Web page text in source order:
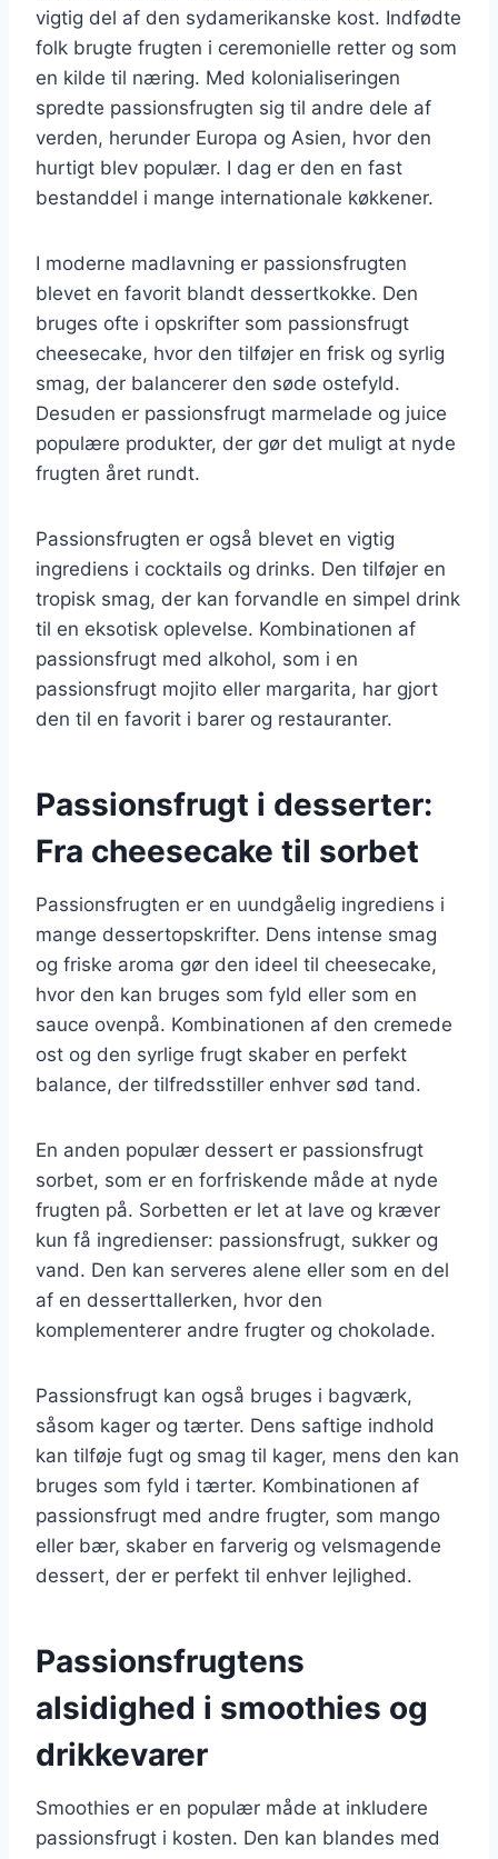
vigtig del af den sydamerikanske kost. Indfødte
folk brugte frugten i ceremonielle retter og som
en kilde til næring. Med kolonialiseringen
spredte passionsfrugten sig til andre dele af
verden, herunder Europa og Asien, hvor den
hurtigt blev populær. I dag er den en fast
bestanddel i mange internationale køkkener.
I moderne madlavning er passionsfrugten
blevet en favorit blandt dessertkokke. Den
bruges ofte i opskrifter som passionsfrugt
cheesecake, hvor den tilføjer en frisk og syrlig
smag, der balancerer den søde ostefyld.
Desuden er passionsfrugt marmelade og juice
populære produkter, der gør det muligt at nyde
frugten året rundt.
Passionsfrugten er også blevet en vigtig
ingrediens i cocktails og drinks. Den tilføjer en
tropisk smag, der kan forvandle en simpel drink
til en eksotisk oplevelse. Kombinationen af
passionsfrugt med alkohol, som i en
passionsfrugt mojito eller margarita, har gjort
den til en favorit i barer og restauranter.
Passionsfrugt i desserter:
Fra cheesecake til sorbet
Passionsfrugten er en uundgåelig ingrediens i
mange dessertopskrifter. Dens intense smag
og friske aroma gør den ideel til cheesecake,
hvor den kan bruges som fyld eller som en
sauce ovenpå. Kombinationen af den cremede
ost og den syrlige frugt skaber en perfekt
balance, der tilfredsstiller enhver sød tand.
En anden populær dessert er passionsfrugt
sorbet, som er en forfriskende måde at nyde
frugten på. Sorbetten er let at lave og kræver
kun få ingredienser: passionsfrugt, sukker og
vand. Den kan serveres alene eller som en del
af en desserttallerken, hvor den
komplementerer andre frugter og chokolade.
Passionsfrugt kan også bruges i bagværk,
såsom kager og tærter. Dens saftige indhold
kan tilføje fugt og smag til kager, mens den kan
bruges som fyld i tærter. Kombinationen af
passionsfrugt med andre frugter, som mango
eller bær, skaber en farverig og velsmagende
dessert, der er perfekt til enhver lejlighed.
Passionsfrugtens
alsidighed i smoothies og
drikkevarer
Smoothies er en populær måde at inkludere
passionsfrugt i kosten. Den kan blandes med